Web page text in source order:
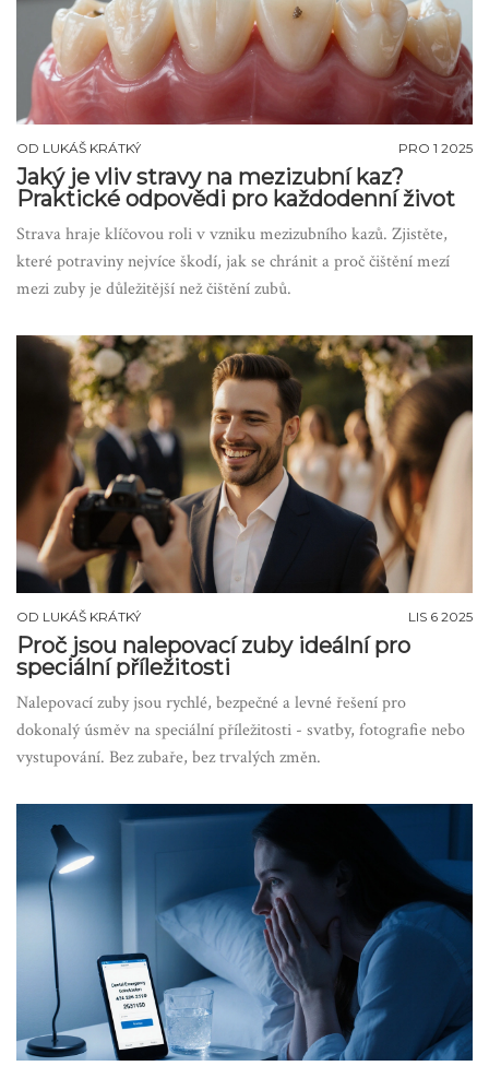
OD LUKÁŠ KRÁTKÝ PRO 1 2025
Jaký je vliv stravy na mezizubní kaz?
Praktické odpovědi pro každodenní život
Strava hraje klíčovou roli v vzniku mezizubního kazů. Zjistěte,
které potraviny nejvíce škodí, jak se chránit a proč čištění mezí
mezi zuby je důležitější než čištění zubů.
OD LUKÁŠ KRÁTKÝ LIS 6 2025
Proč jsou nalepovací zuby ideální pro
speciální příležitosti
Nalepovací zuby jsou rychlé, bezpečné a levné řešení pro
dokonalý úsměv na speciální příležitosti - svatby, fotografie nebo
vystupování. Bez zubaře, bez trvalých změn.